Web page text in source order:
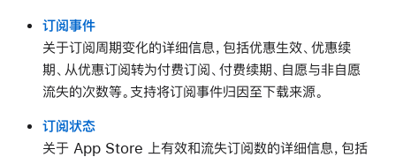
订阅事件
关于订阅周期变化的详细信息，包括优惠生效、优惠续
期、从优惠订阅转为付费订阅、付费续期、自愿与非自愿
流失的次数等。支持将订阅事件归因至下载来源。
订阅状态
关于 App Store 上有效和流失订阅数的详细信息，包括